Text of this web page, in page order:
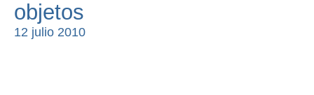
objetos
12 julio 2010